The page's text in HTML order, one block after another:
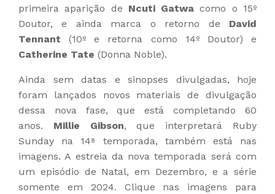
primeira aparição de Ncuti Gatwacomo o 15º
Doutor, e ainda marca o retorno de David
Tennant (10º e retorna como 14º Doutor) e
Catherine Tate (Donna Noble).
Ainda sem datas e sinopses divulgadas, hoje
foram lançados novos materiais de divulgação
dessa nova fase, que está completando 60
anos. Millie Gibson, que interpretará Ruby
Sunday na 14ª temporada, também está nas
imagens. A estreia da nova temporada será com
um episódio de Natal, em Dezembro, e a série
somente em 2024. Clique nas imagens para